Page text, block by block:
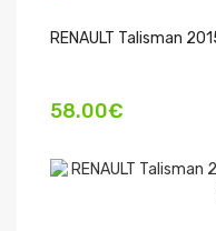
RENAULT Talisman
58.00€